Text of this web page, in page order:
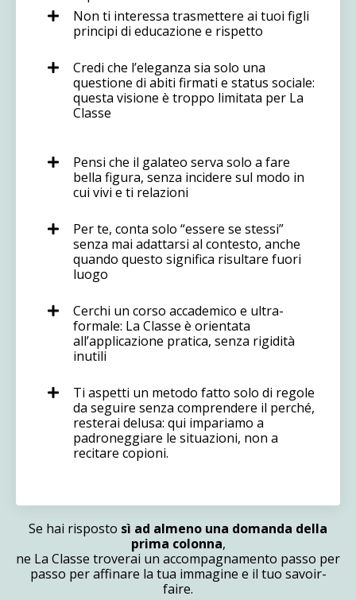
Non ti interessa trasmettere ai tuoi figli
principi di educazione e rispetto
Credi che l’eleganza sia solo una
questione di abiti firmati e status sociale:
questa visione è troppo limitata per La
Classe
Pensi che il galateo serva solo a fare
bella figura, senza incidere sul modo in
cui vivi e ti relazioni
Per te, conta solo “essere se stessi”
senza mai adattarsi al contesto, anche
quando questo significa risultare fuori
luogo
Cerchi un corso accademico e ultra-
formale: La Classe è orientata
all’applicazione pratica, senza rigidità
inutili
Ti aspetti un metodo fatto solo di regole
da seguire senza comprendere il perché,
resterai delusa: qui impariamo a
padroneggiare le situazioni, non a
recitare copioni.
Se hai risposto sì ad almeno una domanda della
prima colonna,
ne La Classe troverai un accompagnamento passo per
passo per affinare la tua immagine e il tuo savoir-
faire.